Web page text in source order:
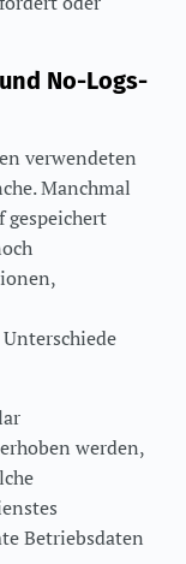
No-Logs-
verwendeten
Manchmal
gespeichert
werden,
Betriebsdaten